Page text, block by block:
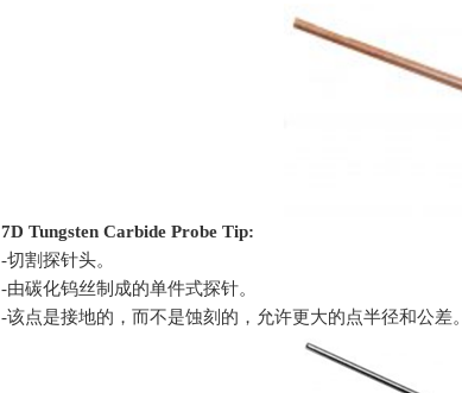
7D Tungsten Carbide Probe Tip:
-切割探针头。
-由碳化钨丝制成的单件式探针。
-该点是接地的，而不是蚀刻的，允许更大的点半径和公差。